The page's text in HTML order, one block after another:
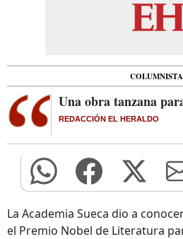
Una obra tanzana
REDACCIÓN EL HERALDO
La Academia Sueca dio a
el Premio Nobel de Literatura